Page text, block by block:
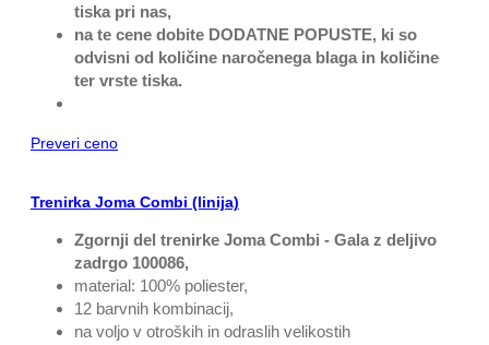
tiska pri nas,
na te cene dobite DODATNE POPUSTE, ki so
odvisni od količine naročenega blaga in količine
ter vrste tiska.
Preveri ceno
Trenirka Joma Combi (linija)
Zgornji del trenirke Joma Combi - Gala z deljivo
zadrgo 100086,
material: 100% poliester,
12 barvnih kombinacij,
na voljo v otroških in odraslih velikostih